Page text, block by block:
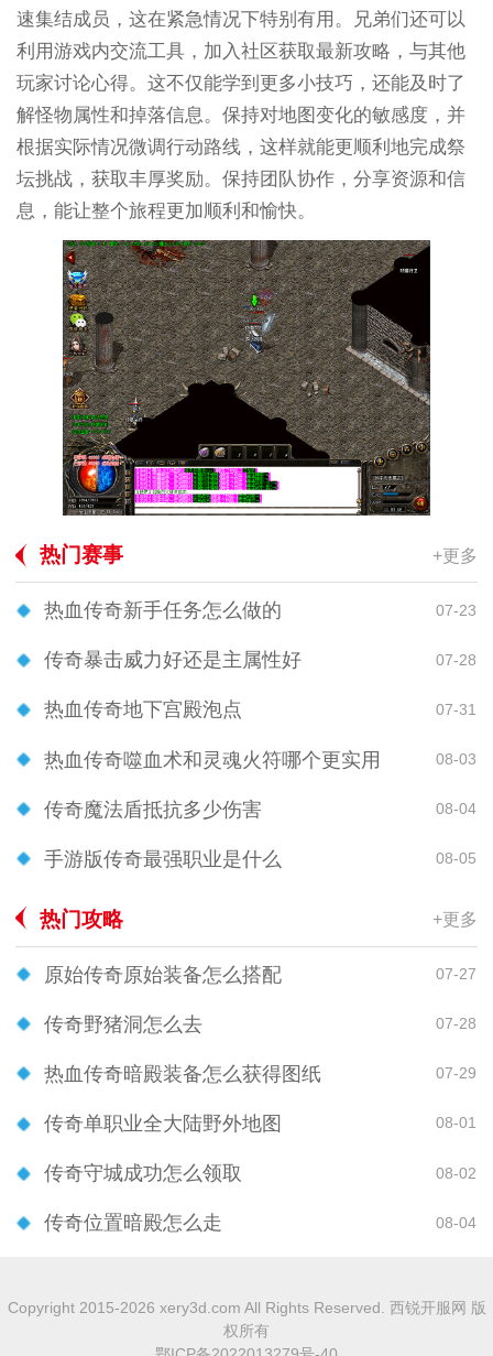
速集结成员，这在紧急情况下特别有用。兄弟们还可以
利用游戏内交流工具，加入社区获取最新攻略，与其他
玩家讨论心得。这不仅能学到更多小技巧，还能及时了
解怪物属性和掉落信息。保持对地图变化的敏感度，并
根据实际情况微调行动路线，这样就能更顺利地完成祭
坛挑战，获取丰厚奖励。保持团队协作，分享资源和信
息，能让整个旅程更加顺利和愉快。
热门赛事 +更多
热血传奇新手任务怎么做的 07-23
传奇暴击威力好还是主属性好 07-28
热血传奇地下宫殿泡点 07-31
热血传奇噬血术和灵魂火符哪个更实用 08-03
传奇魔法盾抵抗多少伤害 08-04
手游版传奇最强职业是什么 08-05
热门攻略 +更多
原始传奇原始装备怎么搭配 07-27
传奇野猪洞怎么去 07-28
热血传奇暗殿装备怎么获得图纸 07-29
传奇单职业全大陆野外地图 08-01
传奇守城成功怎么领取 08-02
传奇位置暗殿怎么走 08-04
Copyright 2015-2026 xery3d.com All Rights Reserved. 西锐开服网 版
权所有